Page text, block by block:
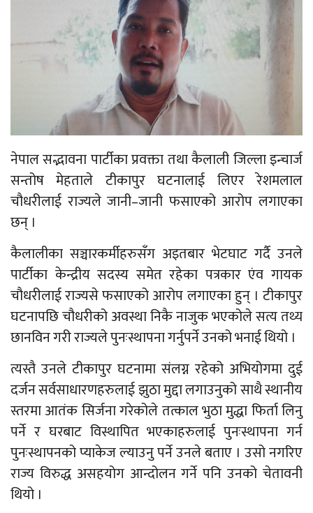
नेपाल सद्भावना पार्टीका प्रवक्ता तथा कैलाली जिल्ला इन्चार्ज
सन्तोष मेहताले टीकापुर घटनालाई लिएर रेशमलाल
चौधरीलाई राज्यले जानी–जानी फसाएको आरोप लगाएका
छन् ।
कैलालीका सञ्चारकर्मीहरुसँग अइतबार भेटघाट गर्दै उनले
पार्टीका केन्द्रीय सदस्य समेत रहेका पत्रकार एंव गायक
चौधरीलाई राज्यसे फसाएको आरोप लगाएका हुन् । टीकापुर
घटनापछि चौधरीको अवस्था निकै नाजुक भएकोले सत्य तथ्य
छानविन गरी राज्यले पुनःस्थापना गर्नुपर्ने उनको भनाई थियो ।
त्यस्तै उनले टीकापुर घटनामा संलग्न रहेको अभियोगमा दुई
दर्जन सर्वसाधारणहरुलाई झुठा मुद्दा लगाउनुको साथै स्थानीय
स्तरमा आतंक सिर्जना गरेकोले तत्काल भुठा मुद्धा फिर्ता लिनु
पर्ने र घरबाट विस्थापित भएकाहरुलाई पुनःस्थापना गर्न
पुनःस्थापनको प्याकेज ल्याउनु पर्ने उनले बताए । उसो नगरिए
राज्य विरुद्ध असहयोग आन्दोलन गर्ने पनि उनको चेतावनी
थियो ।